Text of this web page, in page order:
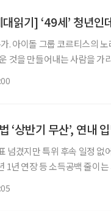
읽기] ‘49세’ 청년
. 아이돌 그룹 코르티스의
것을 만들어내는 사람을
‘상반기 무산’, 연내
넘겼지만 특위 후속 일정 없
등 소득공백 줄이는 새 방안 제안 정년연장